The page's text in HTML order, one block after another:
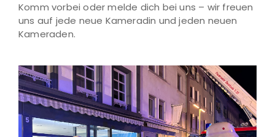
Komm vorbei oder melde dich bei uns – wir freuen
uns auf jede neue Kameradin und jeden neuen
Kameraden.